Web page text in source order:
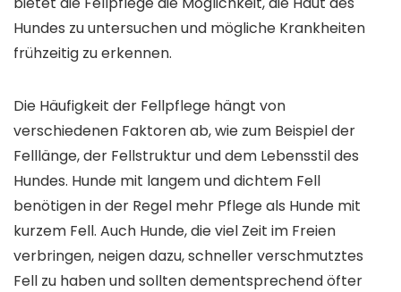
Hundes zu untersuchen und mögliche Krankheiten
frühzeitig zu erkennen.
Die Häufigkeit der Fellpflege hängt von
verschiedenen Faktoren ab, wie zum Beispiel der
Felllänge, der Fellstruktur und dem Lebensstil des
Hundes. Hunde mit langem und dichtem Fell
benötigen in der Regel mehr Pflege als Hunde mit
kurzem Fell. Auch Hunde, die viel Zeit im Freien
verbringen, neigen dazu, schneller verschmutztes
Fell zu haben und sollten dementsprechend öfter